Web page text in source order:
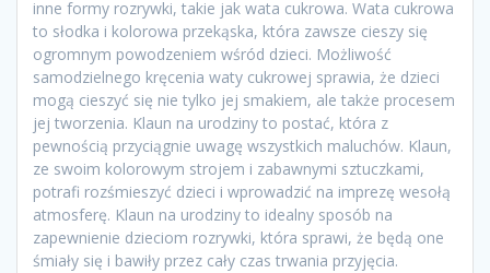
inne formy rozrywki, takie jak wata cukrowa. Wata cukrowa
to słodka i kolorowa przekąska, która zawsze cieszy się
ogromnym powodzeniem wśród dzieci. Możliwość
samodzielnego kręcenia waty cukrowej sprawia, że dzieci
mogą cieszyć się nie tylko jej smakiem, ale także procesem
jej tworzenia. Klaun na urodziny to postać, która z
pewnością przyciągnie uwagę wszystkich maluchów. Klaun,
ze swoim kolorowym strojem i zabawnymi sztuczkami,
potrafi rozśmieszyć dzieci i wprowadzić na imprezę wesołą
atmosferę. Klaun na urodziny to idealny sposób na
zapewnienie dzieciom rozrywki, która sprawi, że będą one
śmiały się i bawiły przez cały czas trwania przyjęcia.